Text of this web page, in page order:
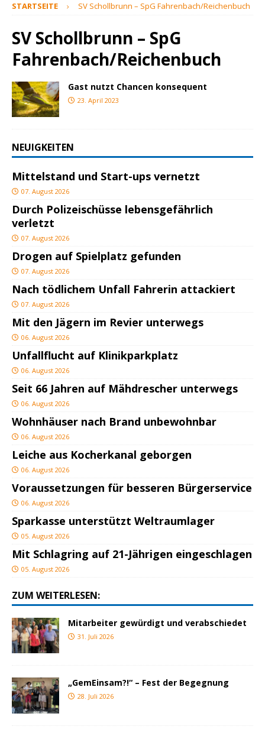
STARTSEITE SV Schollbrunn – SpG Fahrenbach/Reichenbuch
SV Schollbrunn – SpG
Fahrenbach/Reichenbuch
Gast nutzt Chancen konsequent
23. April 2023
NEUIGKEITEN
Mittelstand und Start-ups vernetzt
07. August 2026
Durch Polizeischüsse lebensgefährlich
verletzt
07. August 2026
Drogen auf Spielplatz gefunden
07. August 2026
Nach tödlichem Unfall Fahrerin attackiert
07. August 2026
Mit den Jägern im Revier unterwegs
06. August 2026
Unfallflucht auf Klinikparkplatz
06. August 2026
Seit 66 Jahren auf Mähdrescher unterwegs
06. August 2026
Wohnhäuser nach Brand unbewohnbar
06. August 2026
Leiche aus Kocherkanal geborgen
06. August 2026
Voraussetzungen für besseren Bürgerservice
06. August 2026
Sparkasse unterstützt Weltraumlager
05. August 2026
Mit Schlagring auf 21-Jährigen eingeschlagen
05. August 2026
ZUM WEITERLESEN:
Mitarbeiter gewürdigt und verabschiedet
31. Juli 2026
„GemEinsam?!“ – Fest der Begegnung
28. Juli 2026